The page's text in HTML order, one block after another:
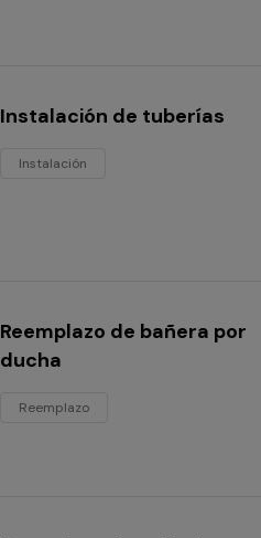
Instalación de tuberías
Instalación
Reemplazo de bañera por
ducha
Reemplazo